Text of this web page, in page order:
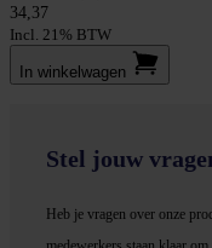
34,37
Incl. 21% BTW
In winkel­wagen
Stel jouw
Heb je vragen over onze